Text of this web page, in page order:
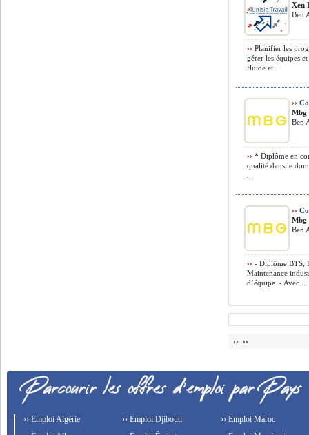
Xen
Ben
›› Planifier les
gérer les équipes
fluide et ...
››
Mbg
Ben
›› * Diplôme en
qualité dans le
››
Mbg
Ben
›› - Diplôme BTS,
Maintenance
d’équipe. - Avec ...
›› ››
›› Emploi Algérie
›› Emploi Djibouti
›› Emploi Maroc